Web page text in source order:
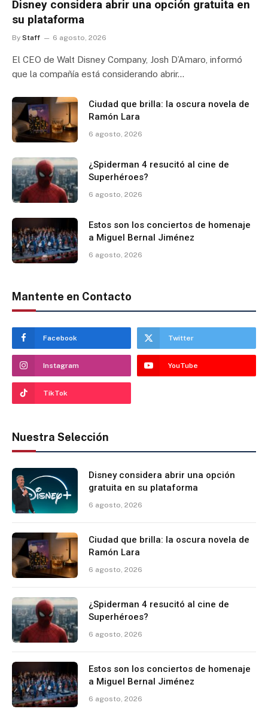
Disney considera abrir una opción gratuita en
su plataforma
By Staff 6 agosto, 2026
El CEO de Walt Disney Company, Josh D’Amaro, informó
que la compañía está considerando abrir…
Ciudad que brilla: la oscura novela de
Ramón Lara
6 agosto, 2026
¿Spiderman 4 resucitó al cine de
Superhéroes?
6 agosto, 2026
Estos son los conciertos de homenaje
a Miguel Bernal Jiménez
6 agosto, 2026
Mantente en Contacto
Facebook Twitter
Instagram YouTube
TikTok
Nuestra Selección
Disney considera abrir una opción
gratuita en su plataforma
6 agosto, 2026
Ciudad que brilla: la oscura novela de
Ramón Lara
6 agosto, 2026
¿Spiderman 4 resucitó al cine de
Superhéroes?
6 agosto, 2026
Estos son los conciertos de homenaje
a Miguel Bernal Jiménez
6 agosto, 2026